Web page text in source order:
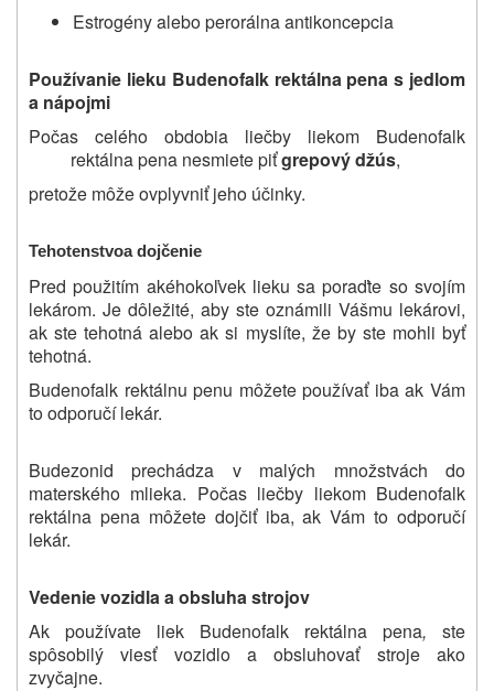
Estrogény alebo perorálna antikoncepcia
Používanie lieku Budenofalk rektálna pena s jedlom
a nápojmi
Počas celého obdobia liečby liekom Budenofalk
rektálna pena nesmiete piťgrepový džús,
pretože môže ovplyvniť jeho účinky.
Tehotenstvoa dojčenie
Pred použitím akéhokoľvek lieku sa poraďte so svojím
lekárom. Je dôležité, aby ste oznámili Vášmu lekárovi,
ak ste tehotná alebo ak si myslíte, že by ste mohli byť
tehotná.
Budenofalk rektálnu penu môžete používať iba ak Vám
to odporučí lekár.
Budezonid prechádza v malých množstvách do
materského mlieka. Počas liečby liekom Budenofalk
rektálna pena môžete dojčiť iba, ak Vám to odporučí
lekár.
Vedenie vozidla a obsluha strojov
Ak používate liek Budenofalk rektálna pena, ste
spôsobilý viesť vozidlo a obsluhovať stroje ako
zvyčajne.